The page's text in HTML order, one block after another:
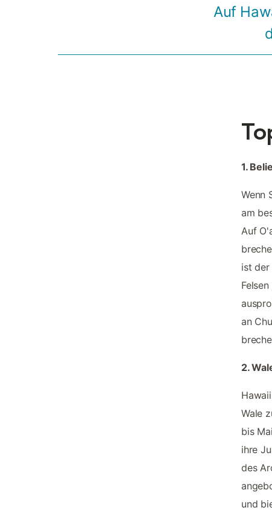
Auf
1.
Wenn
am
Auf
ist der
an
2.
Wale
bis
ihre
des
und